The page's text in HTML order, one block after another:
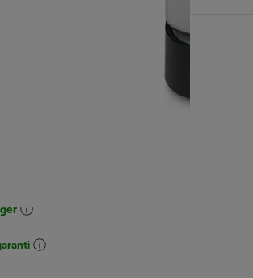
oprindelig pris 6.999,00 kr.
30 dage